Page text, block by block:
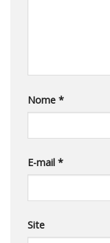
Nome *
E-mail *
Site